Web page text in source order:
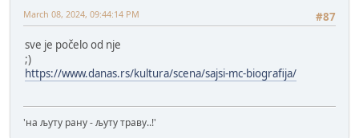
#87
March 08, 2024, 09:44:14 PM
sve je počelo od nje
;)
https://www.danas.rs/kultura/scena/sajsi-mc-biografija/
'на љуту рану - љуту траву..!'